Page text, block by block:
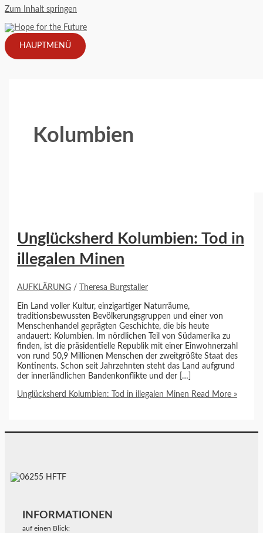
Zum Inhalt springen
HAUPTMENÜ
Kolumbien
Unglücksherd Kolumbien: Tod in
illegalen Minen
AUFKLÄRUNG / Theresa Burgstaller
Ein Land voller Kultur, einzigartiger Naturräume,
traditionsbewussten Bevölkerungsgruppen und einer von
Menschenhandel geprägten Geschichte, die bis heute
andauert: Kolumbien. Im nördlichen Teil von Südamerika zu
finden, ist die präsidentielle Republik mit einer Einwohnerzahl
von rund 50,9 Millionen Menschen der zweitgrößte Staat des
Kontinents. Schon seit Jahrzehnten steht das Land aufgrund
der innerländlichen Bandenkonflikte und der […]
Unglücksherd Kolumbien: Tod in illegalen Minen Read More »
INFORMATIONEN
auf einen Blick: